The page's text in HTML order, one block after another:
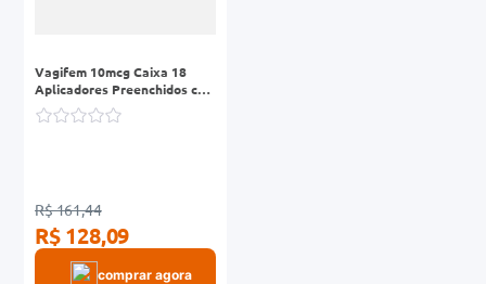
Vagifem 10mcg Caixa 18
Aplicadores Preenchidos com
Comprimidos Revestidos Uso
Vaginal
R$ 161,44
R$ 128,09
comprar agora